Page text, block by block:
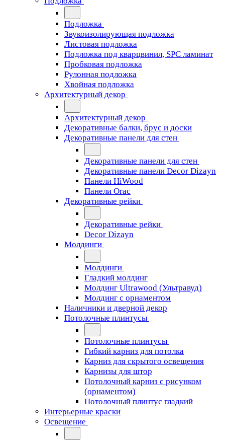
Подложка
Звукоизолирующая подложка
Листовая подложка
Подложка под кварцвинил, SPC ламинат
Пробковая подложка
Рулонная подложка
Хвойная подложка
Архитектурный декор
Архитектурный декор
Декоративные балки, брус и доски
Декоративные панели для стен
Декоративные панели для стен
Декоративные панели Decor Dizayn
Панели HiWood
Панели Orac
Декоративные рейки
Декоративные рейки
Decor Dizayn
Молдинги
Молдинги
Гладкий молдинг
Молдинг Ultrawood (Ультравуд)
Молдинг с орнаментом
Наличники и дверной декор
Потолочные плинтусы
Потолочные плинтусы
Гибкий карниз для потолка
Карниз для скрытого освещения
Карнизы для штор
Потолочный карниз с рисунком
(орнаментом)
Потолочный плинтус гладкий
Интерьерные краски
Освещение